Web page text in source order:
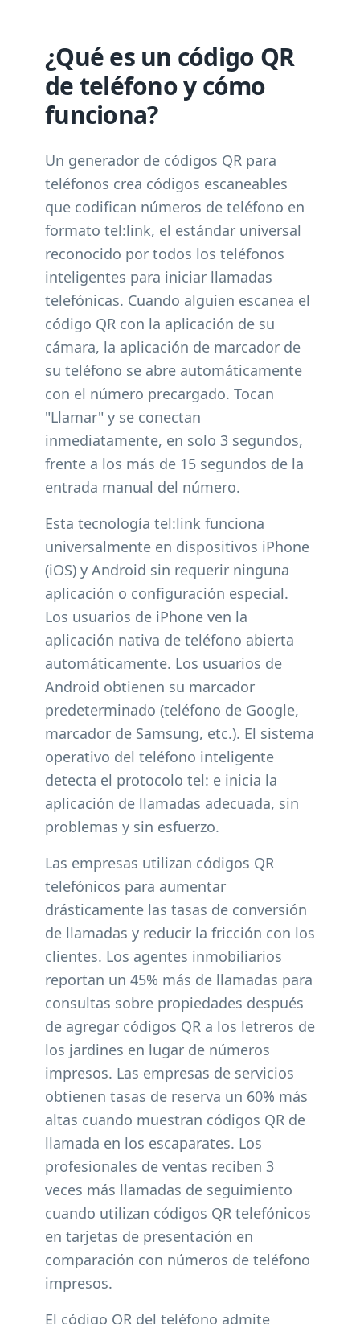
¿Qué es un código QR
de teléfono y cómo
funciona?
Un generador de códigos QR para
teléfonos crea códigos escaneables
que codifican números de teléfono en
formato tel:link, el estándar universal
reconocido por todos los teléfonos
inteligentes para iniciar llamadas
telefónicas. Cuando alguien escanea el
código QR con la aplicación de su
cámara, la aplicación de marcador de
su teléfono se abre automáticamente
con el número precargado. Tocan
"Llamar" y se conectan
inmediatamente, en solo 3 segundos,
frente a los más de 15 segundos de la
entrada manual del número.
Esta tecnología tel:link funciona
universalmente en dispositivos iPhone
(iOS) y Android sin requerir ninguna
aplicación o configuración especial.
Los usuarios de iPhone ven la
aplicación nativa de teléfono abierta
automáticamente. Los usuarios de
Android obtienen su marcador
predeterminado (teléfono de Google,
marcador de Samsung, etc.). El sistema
operativo del teléfono inteligente
detecta el protocolo tel: e inicia la
aplicación de llamadas adecuada, sin
problemas y sin esfuerzo.
Las empresas utilizan códigos QR
telefónicos para aumentar
drásticamente las tasas de conversión
de llamadas y reducir la fricción con los
clientes. Los agentes inmobiliarios
reportan un 45% más de llamadas para
consultas sobre propiedades después
de agregar códigos QR a los letreros de
los jardines en lugar de números
impresos. Las empresas de servicios
obtienen tasas de reserva un 60% más
altas cuando muestran códigos QR de
llamada en los escaparates. Los
profesionales de ventas reciben 3
veces más llamadas de seguimiento
cuando utilizan códigos QR telefónicos
en tarjetas de presentación en
comparación con números de teléfono
impresos.
El código QR del teléfono admite